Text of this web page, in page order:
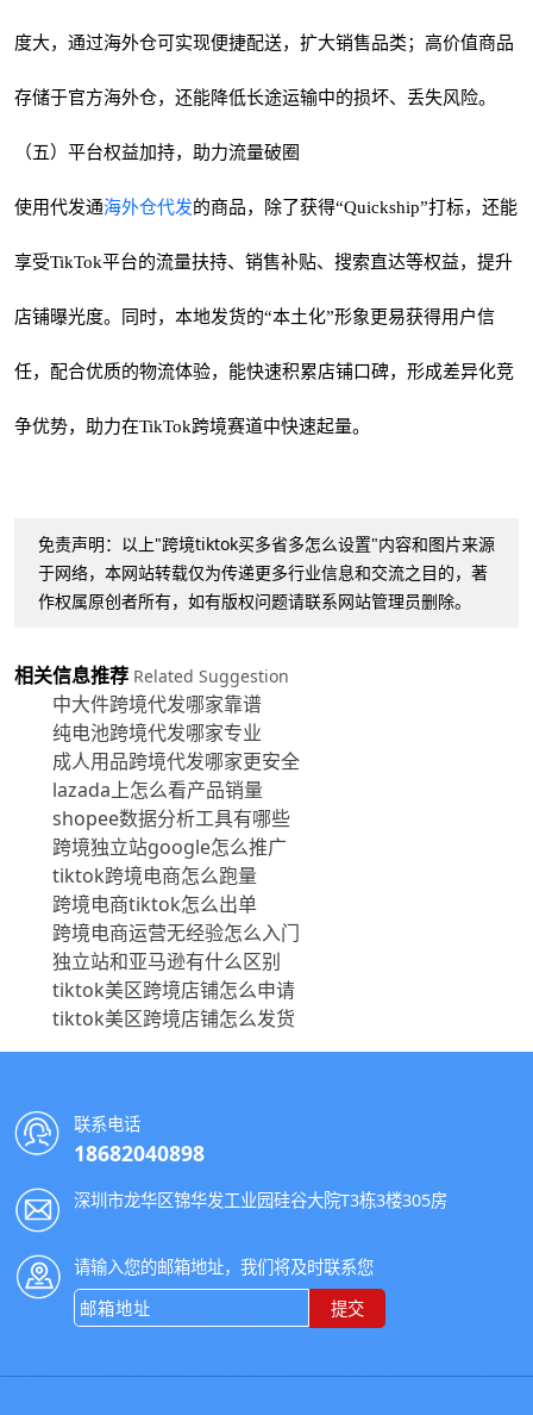
度大，通过海外仓可实现便捷配送，扩大销售品类；高价值商品
存储于官方海外仓，还能降低长途运输中的损坏、丢失风险。
（五）平台权益加持，助力流量破圈
使用代发通海外仓代发的商品，除了获得“Quickship”打标，还能
享受TikTok平台的流量扶持、销售补贴、搜索直达等权益，提升
店铺曝光度。同时，本地发货的“本土化”形象更易获得用户信
任，配合优质的物流体验，能快速积累店铺口碑，形成差异化竞
争优势，助力在TikTok跨境赛道中快速起量。
免责声明：以上"跨境tiktok买多省多怎么设置"内容和图片来源
于网络，本网站转载仅为传递更多行业信息和交流之目的，著
作权属原创者所有，如有版权问题请联系网站管理员删除。
相关信息推荐 Related Suggestion
中大件跨境代发哪家靠谱
纯电池跨境代发哪家专业
成人用品跨境代发哪家更安全
lazada上怎么看产品销量
shopee数据分析工具有哪些
跨境独立站google怎么推广
tiktok跨境电商怎么跑量
跨境电商tiktok怎么出单
跨境电商运营无经验怎么入门
独立站和亚马逊有什么区别
tiktok美区跨境店铺怎么申请
tiktok美区跨境店铺怎么发货
联系电话
18682040898
深圳市龙华区锦华发工业园硅谷大院T3栋3楼305房
请输入您的邮箱地址，我们将及时联系您
提交